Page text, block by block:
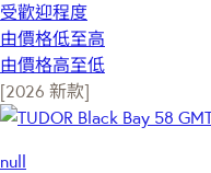
受歡迎程度
由價格低至高
由價格高至低
[2026 新款]
null